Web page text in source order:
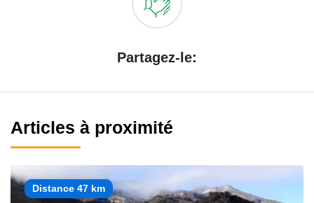
Partagez-le:
Articles à proximité
Distance 47 km